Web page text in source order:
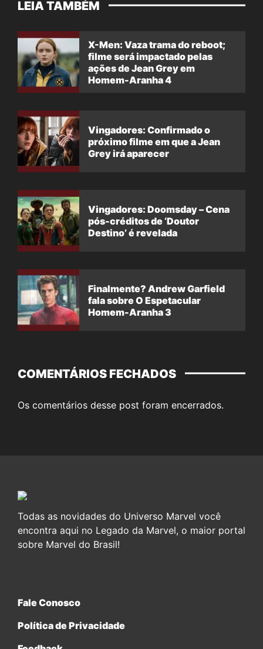
LEIA TAMBÉM
X-Men: Vaza trama do reboot;
filme será impactado pelas
ações de Jean Grey em
Homem-Aranha 4
Vingadores: Confirmado o
próximo filme em que a Jean
Grey irá aparecer
Vingadores: Doomsday – Cena
pós-créditos de ‘Doutor
Destino’ é revelada
Finalmente? Andrew Garfield
fala sobre O Espetacular
Homem-Aranha 3
COMENTÁRIOS FECHADOS
Os comentários desse post foram encerrados.
Todas as novidades do Universo Marvel você
encontra aqui no Legado da Marvel, o maior portal
sobre Marvel do Brasil!
Fale Conosco
Política de Privacidade